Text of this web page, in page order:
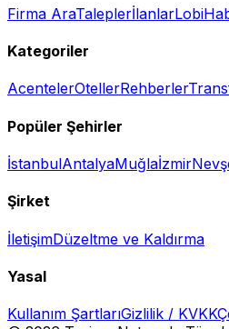
Firma AraTaleplerİlanlarLobi
Kategoriler
AcentelerOtellerRehberler
Popüler Şehirler
İstanbulAntalyaMuğlaİzmir
Şirket
İletişimDüzeltme ve Kaldırma
Yasal
Kullanım ŞartlarıGizlilik / KVKK